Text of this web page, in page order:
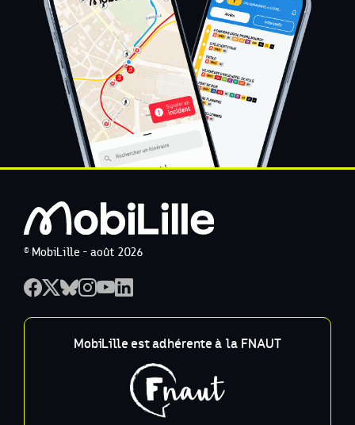
© MobiLille - août 2026
MobiLille est adhérente à la FNAUT